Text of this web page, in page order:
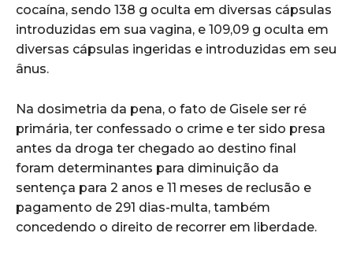
cocaína, sendo 138 g oculta em diversas cápsulas
introduzidas em sua vagina, e 109,09 g oculta em
diversas cápsulas ingeridas e introduzidas em seu
ânus.
Na dosimetria da pena, o fato de Gisele ser ré
primária, ter confessado o crime e ter sido presa
antes da droga ter chegado ao destino final
foram determinantes para diminuição da
sentença para 2 anos e 11 meses de reclusão e
pagamento de 291 dias-multa, também
concedendo o direito de recorrer em liberdade.